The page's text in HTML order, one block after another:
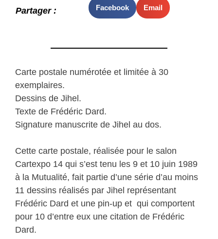
Partager : Facebook Email
Carte postale numérotée et limitée à 30
exemplaires.
Dessins de Jihel.
Texte de Frédéric Dard.
Signature manuscrite de Jihel au dos.
Cette carte postale, réalisée pour le salon
Cartexpo 14 qui s’est tenu les 9 et 10 juin 1989
à la Mutualité, fait partie d’une série d’au moins
11 dessins réalisés par Jihel représentant
Frédéric Dard et une pin-up et qui comportent
pour 10 d’entre eux une citation de Frédéric
Dard.